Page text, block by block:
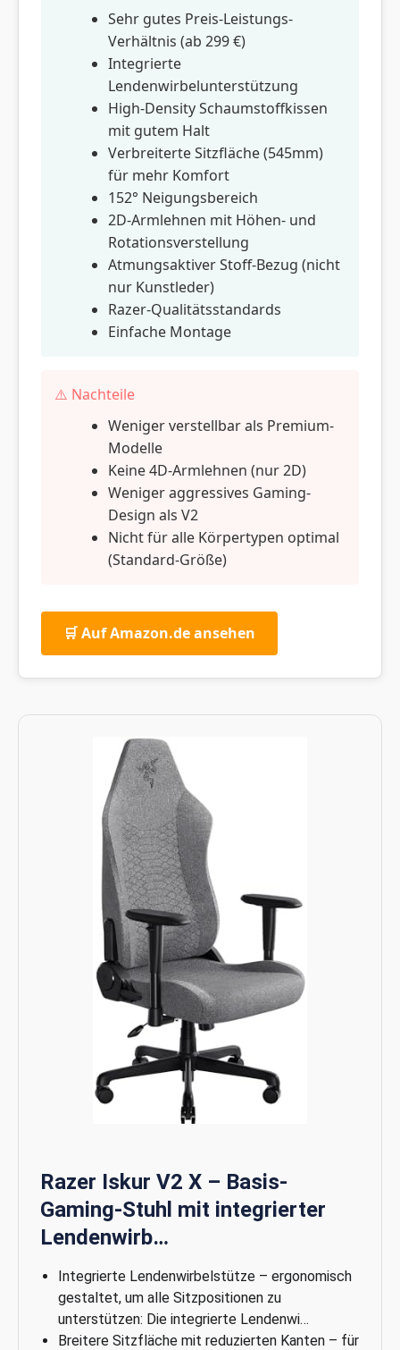
Sehr gutes Preis-Leistungs-
Verhältnis (ab 299 €)
Integrierte
Lendenwirbelunterstützung
High-Density Schaumstoffkissen
mit gutem Halt
Verbreiterte Sitzfläche (545mm)
für mehr Komfort
152° Neigungsbereich
2D-Armlehnen mit Höhen- und
Rotationsverstellung
Atmungsaktiver Stoff-Bezug (nicht
nur Kunstleder)
Razer-Qualitätsstandards
Einfache Montage
⚠️ Nachteile
Weniger verstellbar als Premium-
Modelle
Keine 4D-Armlehnen (nur 2D)
Weniger aggressives Gaming-
Design als V2
Nicht für alle Körpertypen optimal
(Standard-Größe)
🛒 Auf Amazon.de ansehen
Razer Iskur V2 X – Basis-
Gaming-Stuhl mit integrierter
Lendenwirb…
Integrierte Lendenwirbelstütze – ergonomisch
gestaltet, um alle Sitzpositionen zu
unterstützen: Die integrierte Lendenwi…
Breitere Sitzfläche mit reduzierten Kanten – für